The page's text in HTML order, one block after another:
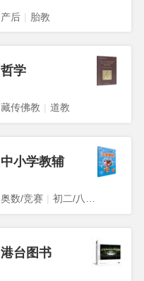
产后 | 胎教
哲学
藏传佛教 | 道教
中小学教辅
奥数/竞赛 |
港台图书